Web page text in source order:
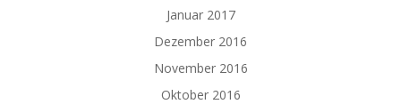
Januar 2017
Dezember 2016
November 2016
Oktober 2016